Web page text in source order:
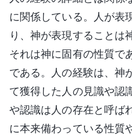
に関係している。人が表
り、神が表現することは
それは神に固有の性質で
である。人の経験は、神
て獲得した人の見識や認
や認識は人の存在と呼ば
に本来備わっている性質